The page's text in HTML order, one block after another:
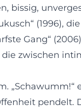
bissig,
(1996),
Gang“
die zwischen
„Schawumm!“
pendelt.